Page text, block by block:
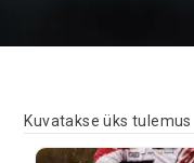
Kuvatakse üks tulemus